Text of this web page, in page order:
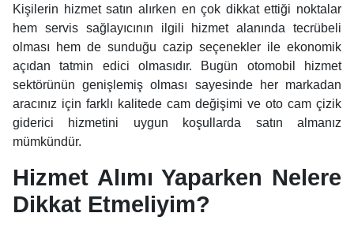
Kişilerin hizmet satın alırken en çok dikkat ettiği noktalar
hem servis sağlayıcının ilgili hizmet alanında tecrübeli
olması hem de sunduğu cazip seçenekler ile ekonomik
açıdan tatmin edici olmasıdır. Bugün otomobil hizmet
sektörünün genişlemiş olması sayesinde her markadan
aracınız için farklı kalitede cam değişimi ve oto cam çizik
giderici hizmetini uygun koşullarda satın almanız
mümkündür.
Hizmet Alımı Yaparken Nelere
Dikkat Etmeliyim?